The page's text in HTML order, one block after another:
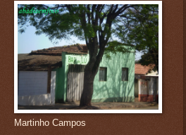
Martinho Campos